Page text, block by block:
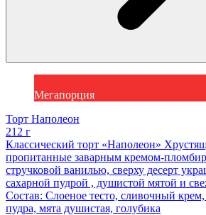
Мегапорция
Торт Наполеон
212 г
Классический торт «Наполеон»
пропитанные заварным кремом-
стручковой ванилью, сверху десерт
сахарной пудрой , душистой мятой и
Состав: Слоеное тесто, сливочный крем,
пудра, мята душистая, голубика